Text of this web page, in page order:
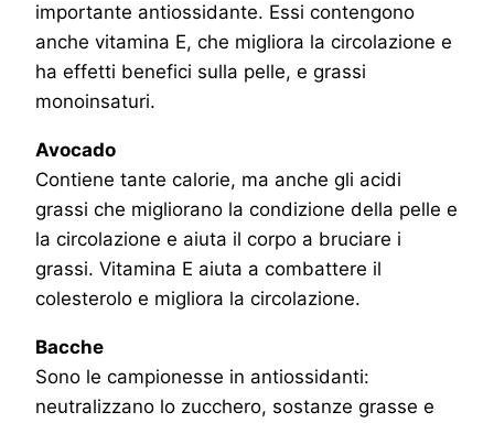
importante antiossidante. Essi contengono
anche vitamina E, che migliora la circolazione e
ha effetti benefici sulla pelle, e grassi
monoinsaturi.
Avocado
Contiene tante calorie, ma anche gli acidi
grassi che migliorano la condizione della pelle e
la circolazione e aiuta il corpo a bruciare i
grassi. Vitamina E aiuta a combattere il
colesterolo e migliora la circolazione.
Bacche
Sono le campionesse in antiossidanti:
neutralizzano lo zucchero, sostanze grasse e